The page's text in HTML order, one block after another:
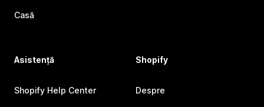
Casă
Asistență
Shopify Help Center
Shopify
Despre